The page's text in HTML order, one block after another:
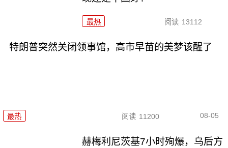
最热 阅读 13112
特朗普突然关闭领事馆，高市早苗的美梦该醒了
最热 阅读 11200 08-05
赫梅利尼茨基7小时殉爆，乌后方